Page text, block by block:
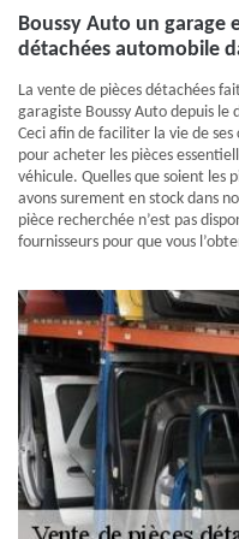
Boussy Auto un garage
détachées automobile
La vente de pièces détachées
garagiste Boussy Auto depuis le
Ceci afin de faciliter la vie de
pour acheter les pièces
véhicule. Quelles que soient les
avons surement en stock dans
pièce recherchée n’est pas
fournisseurs pour que vous